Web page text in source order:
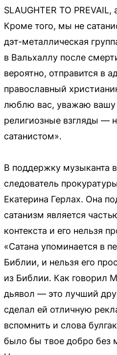
SLAUGHTER TO
Кроме того, мы не
дэт-металлическая
в Вальхаллу после
вероятно, отправится в
православный
люблю вас, уважаю вашу
религиозные взгляды —
сатанистом».
В поддержку музыканта
следователь
Екатерина Герлах. Она
сатанизм является
контекста и его нельзя
«Сатана упоминается в
Библии, и нельзя его
из Библии. Как говорил
дьявол — это лучший
сделал ей отличную
вспомнить и слова
было бы твое добро без